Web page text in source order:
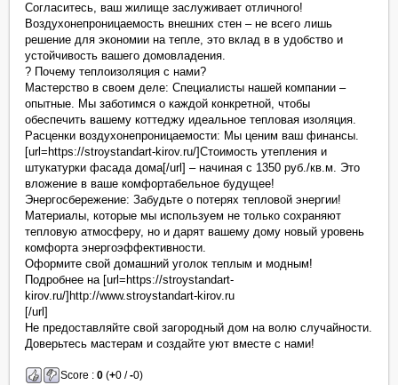
Согласитесь, ваш жилище заслуживает отличного!
Воздухонепроницаемость внешних стен – не всего лишь
решение для экономии на тепле, это вклад в в удобство и
устойчивость вашего домовладения.
? Почему теплоизоляция с нами?
Мастерство в своем деле: Специалисты нашей компании –
опытные. Мы заботимся о каждой конкретной, чтобы
обеспечить вашему коттеджу идеальное тепловая изоляция.
Расценки воздухонепроницаемости: Мы ценим ваш финансы.
[url=https://stroystandart-kirov.ru/]Стоимость утепления и
штукатурки фасада дома[/url] – начиная с 1350 руб./кв.м. Это
вложение в ваше комфортабельное будущее!
Энергосбережение: Забудьте о потерях тепловой энергии!
Материалы, которые мы используем не только сохраняют
тепловую атмосферу, но и дарят вашему дому новый уровень
комфорта энергоэффективности.
Оформите свой домашний уголок теплым и модным!
Подробнее на [url=https://stroystandart-
kirov.ru/]http://www.stroystandart-kirov.ru
[/url]
Не предоставляйте свой загородный дом на волю случайности.
Доверьтесь мастерам и создайте уют вместе с нами!
Score :0 (+0 /-0)